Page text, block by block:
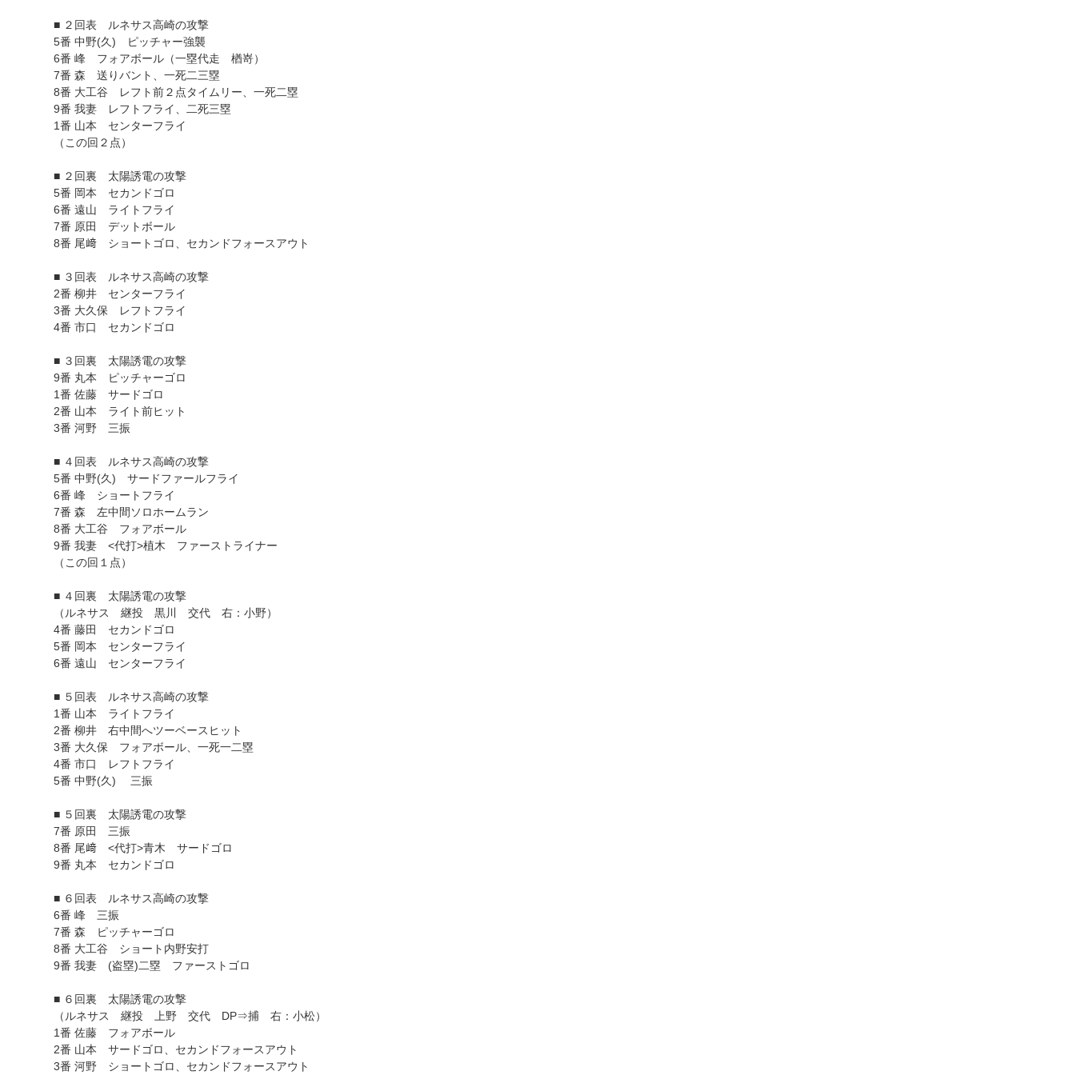
■ ２回表 ルネサス高崎の攻撃
5番 中野(久) ピッチャー強襲
6番 峰 フォアボール（一塁代走 楢嵜）
7番 森 送りバント、一死二三塁
8番 大工谷 レフト前２点タイムリー、一死二塁
9番 我妻 レフトフライ、二死三塁
1番 山本 センターフライ
（この回２点）
■ ２回裏 太陽誘電の攻撃
5番 岡本 セカンドゴロ
6番 遠山 ライトフライ
7番 原田 デットボール
8番 尾﨑 ショートゴロ、セカンドフォースアウト
■ ３回表 ルネサス高崎の攻撃
2番 柳井 センターフライ
3番 大久保 レフトフライ
4番 市口 セカンドゴロ
■ ３回裏 太陽誘電の攻撃
9番 丸本 ピッチャーゴロ
1番 佐藤 サードゴロ
2番 山本 ライト前ヒット
3番 河野 三振
■ ４回表 ルネサス高崎の攻撃
5番 中野(久) サードファールフライ
6番 峰 ショートフライ
7番 森 左中間ソロホームラン
8番 大工谷 フォアボール
9番 我妻 <代打>植木 ファーストライナー
（この回１点）
■ ４回裏 太陽誘電の攻撃
（ルネサス 継投 黒川 交代 右：小野）
4番 藤田 セカンドゴロ
5番 岡本 センターフライ
6番 遠山 センターフライ
■ ５回表 ルネサス高崎の攻撃
1番 山本 ライトフライ
2番 柳井 右中間へツーベースヒット
3番 大久保 フォアボール、一死一二塁
4番 市口 レフトフライ
5番 中野(久) 三振
■ ５回裏 太陽誘電の攻撃
7番 原田 三振
8番 尾﨑 <代打>青木 サードゴロ
9番 丸本 セカンドゴロ
■ ６回表 ルネサス高崎の攻撃
6番 峰 三振
7番 森 ピッチャーゴロ
8番 大工谷 ショート内野安打
9番 我妻 (盗塁)二塁 ファーストゴロ
■ ６回裏 太陽誘電の攻撃
（ルネサス 継投 上野 交代 DP⇒捕 右：小松）
1番 佐藤 フォアボール
2番 山本 サードゴロ、セカンドフォースアウト
3番 河野 ショートゴロ、セカンドフォースアウト